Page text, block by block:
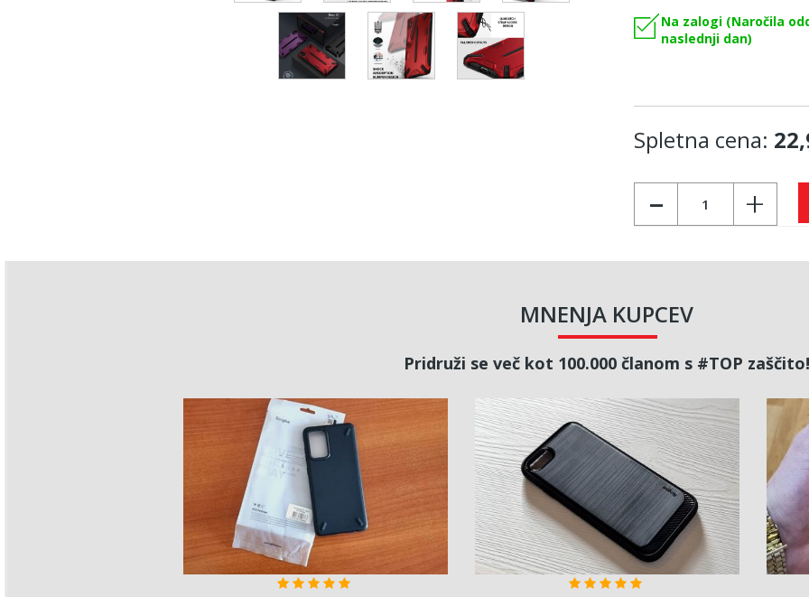
Na zalogi (Naročila
naslednji dan)
Spletna cena:
- +
MNENJA KUPCEV
Pridruži se več kot 100.000 članom s #TOP zaščito!